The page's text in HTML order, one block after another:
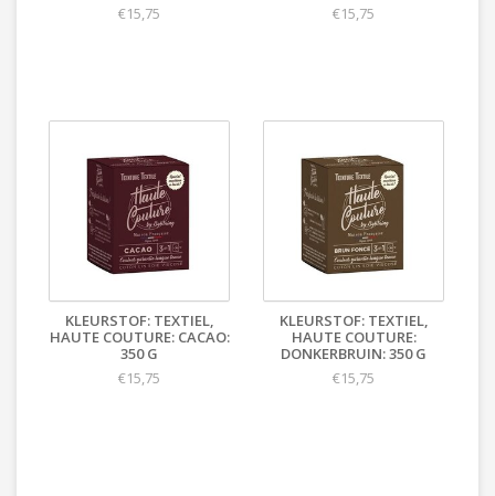
€15,75
€15,75
KLEURSTOF: TEXTIEL,
HAUTE COUTURE: CACAO:
350 G
€15,75
KLEURSTOF: TEXTIEL,
HAUTE COUTURE:
DONKERBRUIN: 350 G
€15,75